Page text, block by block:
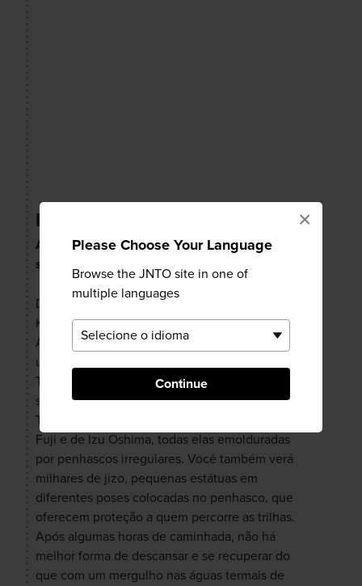
Please Choose Your Language
Browse the JNTO site in one of
multiple languages
Continue
×
Monte Nokogiri
Aprecie as vistas da montanha "dente de
serra"
Do outro lado da península, saindo do
Kamogawa Seaworld, está oMonte Nokogiri
A montanha de 330 metros de altura oferece
uma rede de trilhas interligadas que levam ao
Templo Nihonji, e outras que oferecem vistas
surpreendentes de toda a Baía de Tóquio, da
Tokyo Skytree, da Península de Miura, do Monte
Fuji e de Izu Oshima, todas elas emolduradas
por penhascos irregulares. Você também verá
milhares de jizo, pequenas estátuas em
diferentes poses colocadas no penhasco, que
oferecem proteção a quem percorre as trilhas.
Após algumas horas de caminhada, não há
melhor forma de descansar e se recuperar do
que com um mergulho nas águas termais de